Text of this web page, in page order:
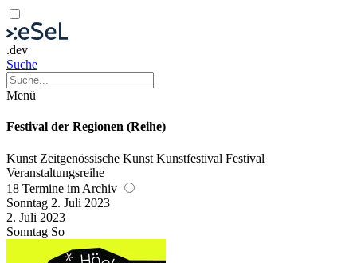
.dev
Suche
Menü
Festival der Regionen (Reihe)
Kunst Zeitgenössische Kunst Kunstfestival Festival
Veranstaltungsreihe
18 Termine im Archiv
Sonntag 2. Juli 2023
2. Juli 2023
Sonntag So